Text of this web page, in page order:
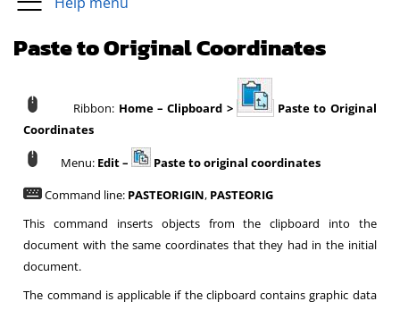
Paste to Original Coordinates
Ribbon: Home – Clipboard >
Paste to Original
Coordinates
Menu: Edit –
Paste to original coordinates
Command line: PASTEORIGIN, PASTEORIG
This command inserts objects from the clipboard into the
document with the same coordinates that they had in the initial
document.
The command is applicable if the clipboard contains graphic data